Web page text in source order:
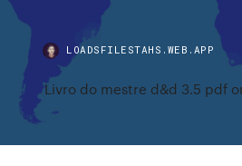
LOADSFILESTAHS.WEB.APP
Livro do mestre d&d 3.5 pdf